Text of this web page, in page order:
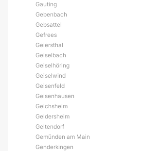
Gauting
Gebenbach
Gebsattel
Gefrees
Geiersthal
Geiselbach
Geiselhöring
Geiselwind
Geisenfeld
Geisenhausen
Gelchsheim
Geldersheim
Geltendorf
Gemünden am Main
Genderkingen